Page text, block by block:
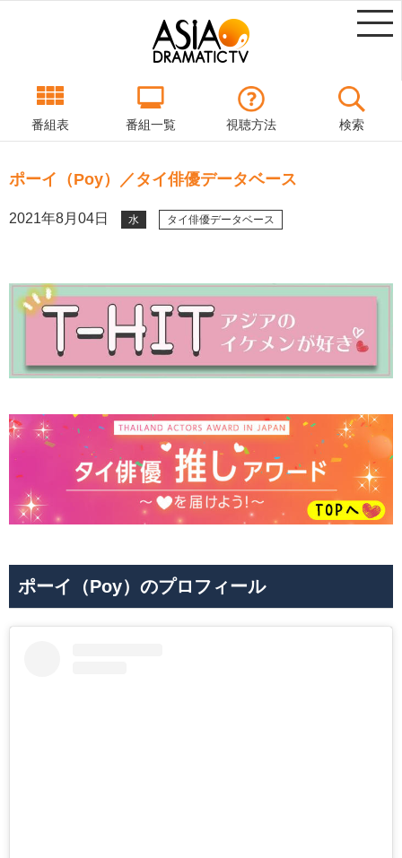
番組表 番組一覧 視聴方法 検索
ポーイ（Poy）／タイ俳優データベース
2021年8月04日 水 タイ俳優データベース
ポーイ（Poy）のプロフィール